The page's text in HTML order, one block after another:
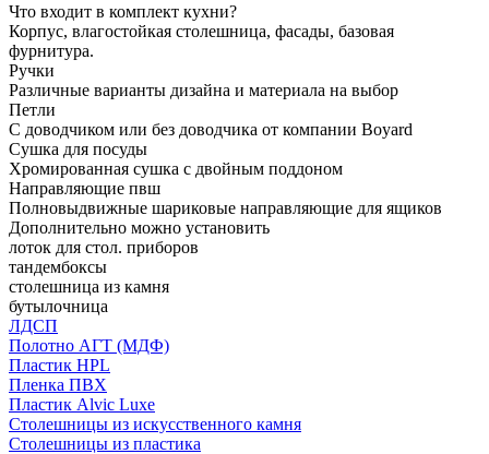
Что входит в комплект кухни?
Корпус, влагостойкая столешница, фасады, базовая
фурнитура.
Ручки
Различные варианты дизайна и материала на выбор
Петли
С доводчиком или без доводчика от компании Boyard
Сушка для посуды
Хромированная сушка с двойным поддоном
Направляющие пвш
Полновыдвижные шариковые направляющие для ящиков
Дополнительно можно установить
лоток для стол. приборов
тандембоксы
столешница из камня
бутылочница
ЛДСП
Полотно АГТ (МДФ)
Пластик HPL
Пленка ПВХ
Пластик Alvic Luxe
Столешницы из искусственного камня
Столешницы из пластика